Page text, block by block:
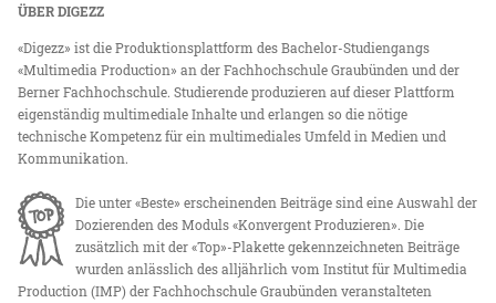
ÜBER DIGEZZ
«Digezz» ist die Produktionsplattform des Bachelor-Studiengangs
«Multimedia Production» an der Fachhochschule Graubünden und der
Berner Fachhochschule. Studierende produzieren auf dieser Plattform
eigenständig multimediale Inhalte und erlangen so die nötige
technische Kompetenz für ein multimediales Umfeld in Medien und
Kommunikation.
Die unter «Beste» erscheinenden Beiträge sind eine Auswahl der
Dozierenden des Moduls «Konvergent Produzieren». Die
zusätzlich mit der «Top»-Plakette gekennzeichneten Beiträge
wurden anlässlich des alljährlich vom Institut für Multimedia
Production (IMP) der Fachhochschule Graubünden veranstalteten